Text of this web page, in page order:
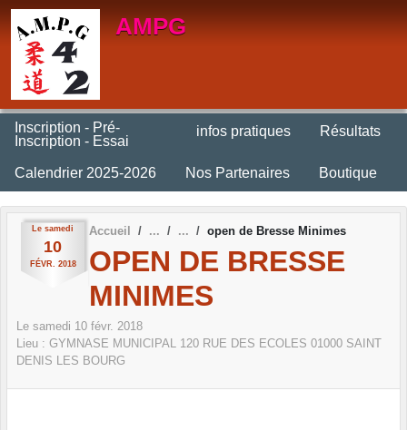
AMPG
Inscription - Pré-
Inscription - Essai
infos pratiques Résultats
Calendrier 2025-2026 Nos Partenaires Boutique
Le samedi
10
FÉVR. 2018
Accueil open de Bresse Minimes
OPEN DE BRESSE
MINIMES
Le samedi 10 févr. 2018
Lieu : GYMNASE MUNICIPAL 120 RUE DES ECOLES 01000 SAINT
DENIS LES BOURG
Panneau de gestion des cookies